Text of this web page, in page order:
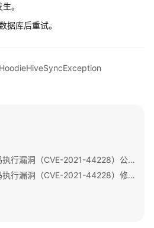
。
据库后重试。
Apache Log4j2 远程代码执行漏洞（CVE-2021-44228）公告
Apache Log4j2 远程代码执行漏洞（CVE-2021-44228）修复指导